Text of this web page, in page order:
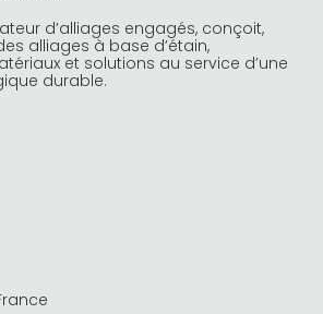
d’alliages engagés, conçoit,
alliages à base d’étain,
et solutions au service d’une
durable.